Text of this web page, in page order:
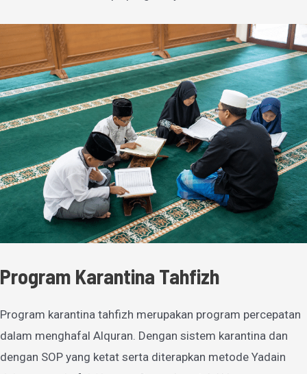
Program Karantina Tahfizh
Program karantina tahfizh merupakan program percepatan
dalam menghafal Alquran. Dengan sistem karantina dan
dengan SOP yang ketat serta diterapkan metode Yadain